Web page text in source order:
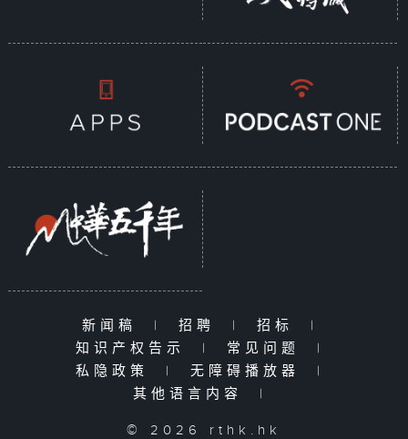
新闻稿 | 招聘 | 招标
|
知识产权告示
| 常见问题
|
私隐政策
| 无障碍播放器
|
其他语言内容
|
© 2026 rthk.hk